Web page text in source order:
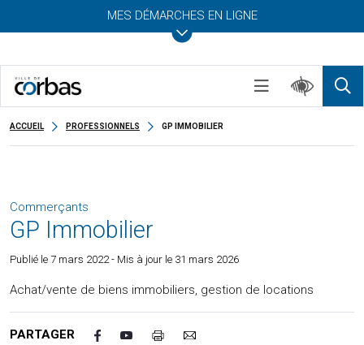
MES DÉMARCHES EN LIGNE
ACCUEIL PROFESSIONNELS GP IMMOBILIER
Commerçants
GP Immobilier
Publié le 7 mars 2022- Mis à jour le 31 mars 2026
Achat/vente de biens immobiliers, gestion de locations
PARTAGER